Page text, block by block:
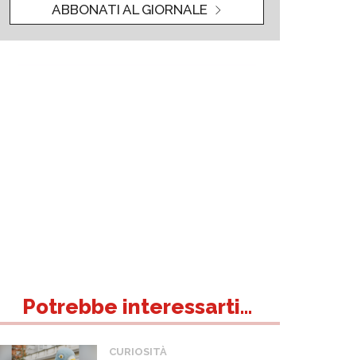
ABBONATI AL GIORNALE
Potrebbe interessarti...
CURIOSITÀ